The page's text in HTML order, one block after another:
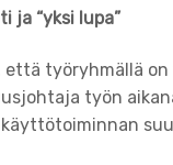
ja “yksi lupa”
että työryhmällä on
työn